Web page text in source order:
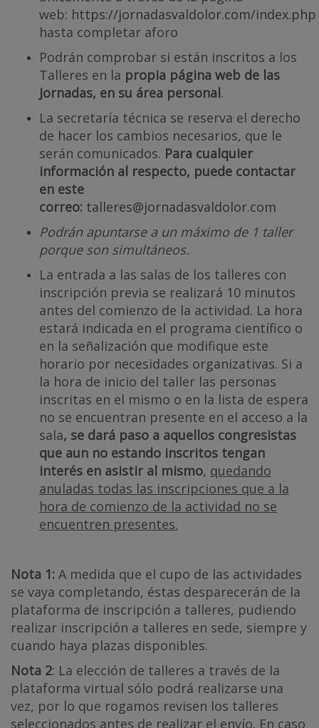
web: https://jornadasvaldolor.com/index.php
hasta completar aforo
Podrán comprobar si están inscritos a los
Talleres en la propia página web de las
Jornadas, en su área personal.
La secretaría técnica se reserva el derecho
de hacer los cambios necesarios, que le
serán comunicados. Para cualquier
información al respecto, puede contactar
en este
correo: talleres@jornadasvaldolor.com
Podrán apuntarse a un máximo de 1 taller
porque son simultáneos.
La entrada a las salas de los talleres con
inscripción previa se realizará 10 minutos
antes del comienzo de la actividad. La hora
estará indicada en el programa científico o
en la señalización que modifique este
horario por necesidades organizativas. Si a
la hora de inicio del taller las personas
inscritas en el mismo o en la lista de espera
no se encuentran presente en el acceso a la
sala, se dará paso a aquellos congresistas
que aun no estando inscritos tengan
interés en asistir al mismo, quedando
anuladas todas las inscripciones que a la
hora de comienzo de la actividad no se
encuentren presentes.
Nota 1: A medida que el cupo de las actividades
se vaya completando, éstas desparecerán de la
plataforma de inscripción a talleres, pudiendo
realizar inscripción a talleres en sede, siempre y
cuando haya plazas disponibles.
Nota 2: La elección de talleres a través de la
plataforma virtual sólo podrá realizarse una
vez, por lo que rogamos revisen los talleres
seleccionados antes de realizar el envío. En caso